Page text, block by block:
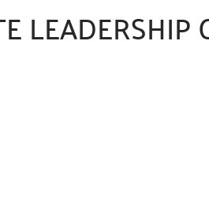
LEADERSHIP